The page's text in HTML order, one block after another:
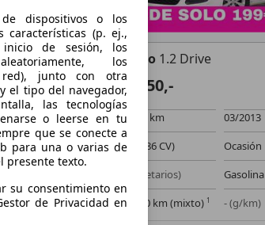
Kia Rio 1.2 Drive
€ 3.850,-
223.000 km
03/2013
63 kW (86 CV)
Ocasión
- (Propietarios)
Gasolina
5,0 l/100 km (mixto) 1 - (g/km)
dispositivos o los
características (p. ej.,
inicio de sesión, los
los
junto con otra
el tipo del navegador,
las tecnologías
o leerse en tu
que se conecte a
para una o varias de
presente texto.
su consentimiento en
de Privacidad en